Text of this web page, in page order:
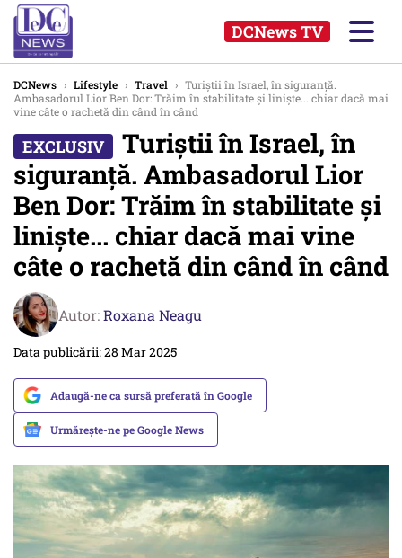
DCNews TV
DCNews › Lifestyle › Travel › Turiștii în Israel, în siguranță.
Ambasadorul Lior Ben Dor: Trăim în stabilitate și liniște... chiar dacă mai
vine câte o rachetă din când în când
Turiștii în Israel, în
siguranță. Ambasadorul Lior
Ben Dor: Trăim în stabilitate și
liniște... chiar dacă mai vine
câte o rachetă din când în când
Autor:Roxana Neagu
Data publicării: 28 Mar 2025
Adaugă-ne ca sursă preferată în Google
Urmărește-ne pe Google News